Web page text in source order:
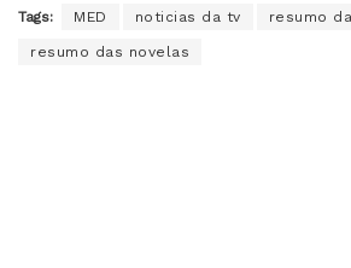
Tags: MED noticias da tv resumo
resumo das novelas